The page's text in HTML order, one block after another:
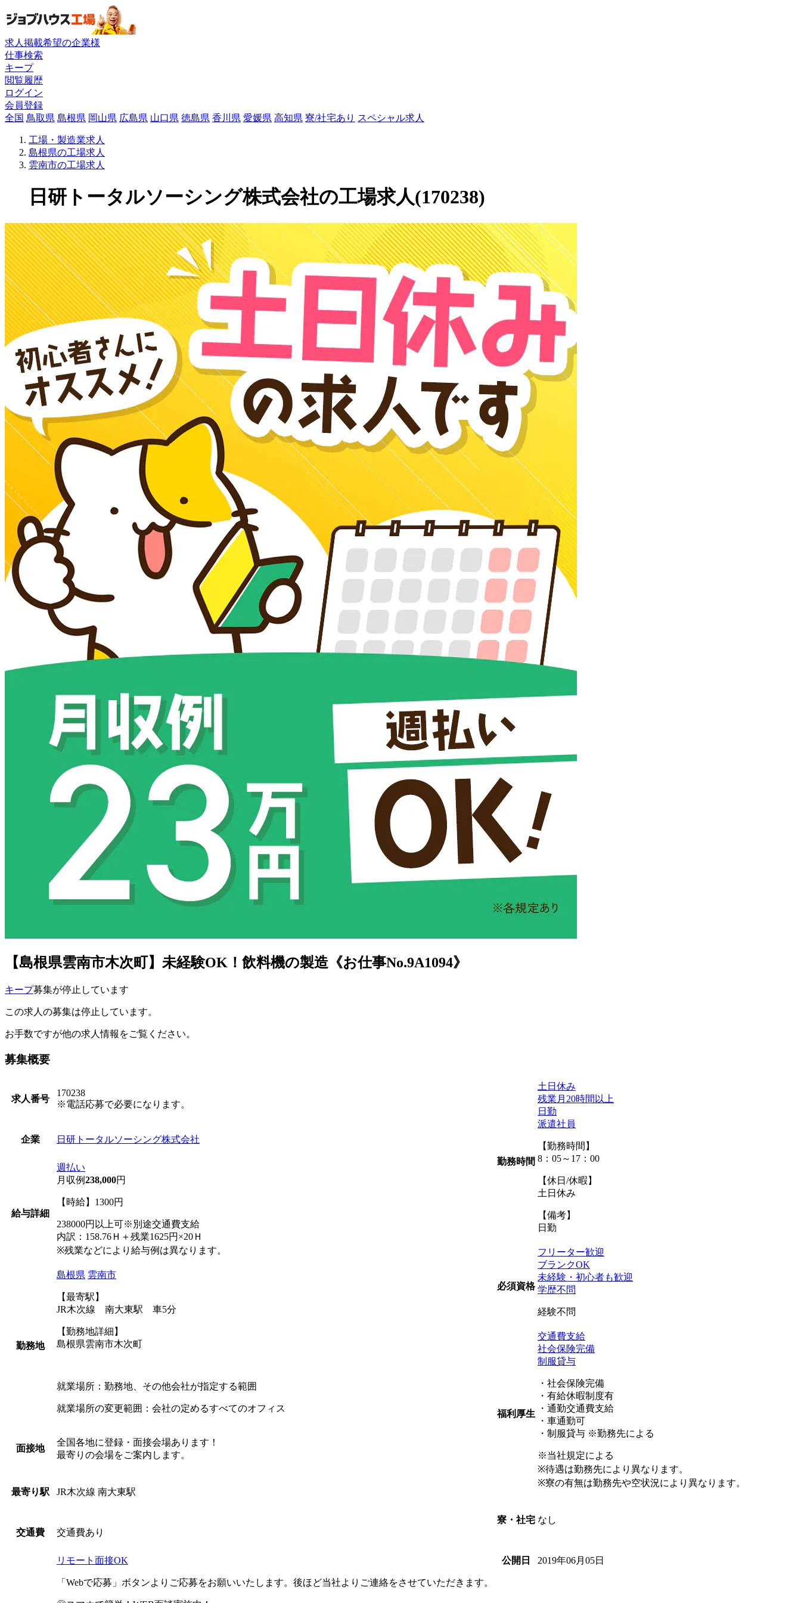
求人掲載希望の企業様
仕事検索
キープ
閲覧履歴
ログイン
会員登録
全国 鳥取県 島根県 岡山県 広島県 山口県 徳島県 香川県 愛媛県 高知県 寮/社宅あり スペシャル求人
工場・製造業求人
島根県の工場求人
雲南市の工場求人
日研トータルソーシング株式会社の工場求人(170238)
【島根県雲南市木次町】未経験OK！飲料機の製造《お仕事No.9A1094》
キープ募集が停止しています
この求人の募集は停止しています。
お手数ですが他の求人情報をご覧ください。
募集概要
求人番号
170238
※電話応募で必要になります。
企業 日研トータルソーシング株式会社
給与詳細
週払い
月収例238,000円
【時給】1300円
238000円以上可※別途交通費支給
内訳：158.76Ｈ＋残業1625円×20Ｈ
※残業などにより給与例は異なります。
勤務地
島根県 雲南市
【最寄駅】
JR木次線 南大東駅 車5分
【勤務地詳細】
島根県雲南市木次町
就業場所：勤務地、その他会社が指定する範囲
就業場所の変更範囲：会社の定めるすべてのオフィス
面接地
全国各地に登録・面接会場あります！
最寄りの会場をご案内します。
最寄り駅 JR木次線 南大東駅
交通費 交通費あり
リモート面接OK
「Webで応募」ボタンよりご応募をお願いいたします。後ほど当社よりご連絡をさせていただきます。
勤務時間
土日休み
残業月20時間以上
日勤
派遣社員
【勤務時間】
8：05～17：00
【休日/休暇】
土日休み
【備考】
日勤
必須資格
フリーター歓迎
ブランクOK
未経験・初心者も歓迎
学歴不問
経験不問
福利厚生
交通費支給
社会保険完備
制服貸与
・社会保険完備
・有給休暇制度有
・通勤交通費支給
・車通勤可
・制服貸与 ※勤務先による
※当社規定による
※待遇は勤務先により異なります。
※寮の有無は勤務先や空状況により異なります。
寮・社宅 なし
公開日 2019年06月05日